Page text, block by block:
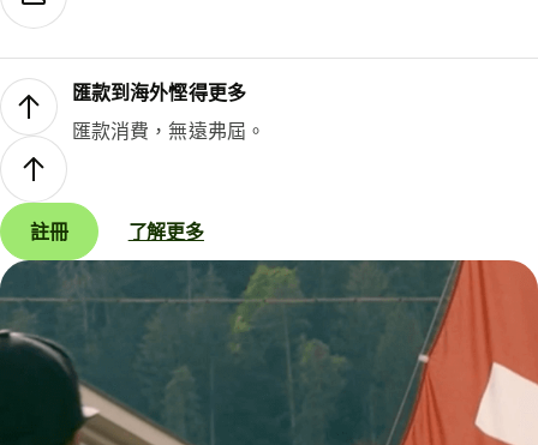
匯款到海外慳得更多
匯款消費，無遠弗屆。
註冊 了解更多